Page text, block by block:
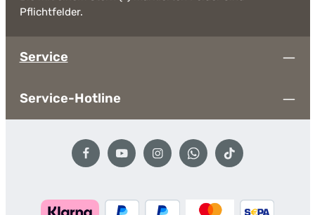
Pflichtfelder.
Service
Service-Hotline